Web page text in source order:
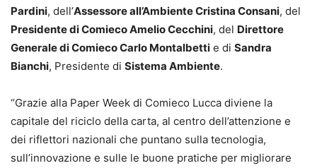
Pardini, dell’Assessore all’Ambiente Cristina Consani, del
Presidente di Comieco Amelio Cecchini, del Direttore
Generale di Comieco Carlo Montalbetti e di Sandra
Bianchi, Presidente di Sistema Ambiente.
“Grazie alla Paper Week di Comieco Lucca diviene la
capitale del riciclo della carta, al centro dell’attenzione e
dei riflettori nazionali che puntano sulla tecnologia,
sull’innovazione e sulle le buone pratiche per migliorare